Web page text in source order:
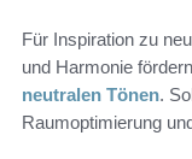
Für Inspiration zu
und Harmonie
neutralen Tönen.
Raumoptimierung